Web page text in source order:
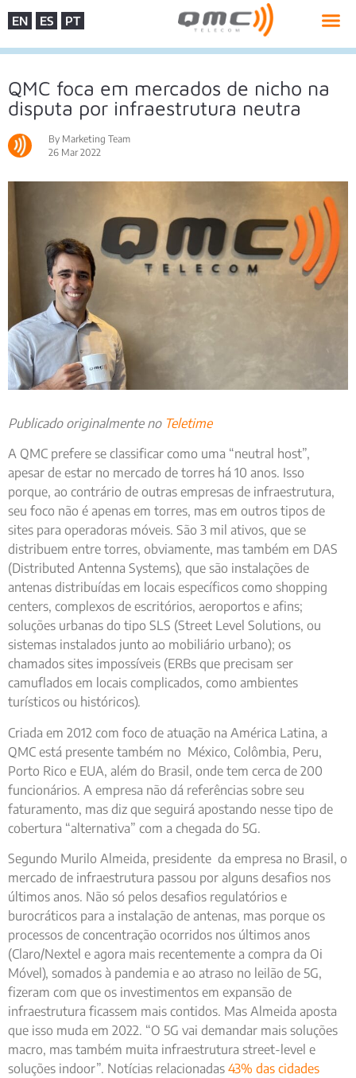
EN ES PT
QMC foca em mercados de nicho na
disputa por infraestrutura neutra
By Marketing Team
26 Mar 2022
Publicado originalmente no Teletime
A QMC prefere se classificar como uma “neutral host”,
apesar de estar no mercado de torres há 10 anos. Isso
porque, ao contrário de outras empresas de infraestrutura,
seu foco não é apenas em torres, mas em outros tipos de
sites para operadoras móveis. São 3 mil ativos, que se
distribuem entre torres, obviamente, mas também em DAS
(Distributed Antenna Systems), que são instalações de
antenas distribuídas em locais específicos como shopping
centers, complexos de escritórios, aeroportos e afins;
soluções urbanas do tipo SLS (Street Level Solutions, ou
sistemas instalados junto ao mobiliário urbano); os
chamados sites impossíveis (ERBs que precisam ser
camuflados em locais complicados, como ambientes
turísticos ou históricos).
Criada em 2012 com foco de atuação na América Latina, a
QMC está presente também no México, Colômbia, Peru,
Porto Rico e EUA, além do Brasil, onde tem cerca de 200
funcionários. A empresa não dá referências sobre seu
faturamento, mas diz que seguirá apostando nesse tipo de
cobertura “alternativa” com a chegada do 5G.
Segundo Murilo Almeida, presidente da empresa no Brasil, o
mercado de infraestrutura passou por alguns desafios nos
últimos anos. Não só pelos desafios regulatórios e
burocráticos para a instalação de antenas, mas porque os
processos de concentração ocorridos nos últimos anos
(Claro/Nextel e agora mais recentemente a compra da Oi
Móvel), somados à pandemia e ao atraso no leilão de 5G,
fizeram com que os investimentos em expansão de
infraestrutura ficassem mais contidos. Mas Almeida aposta
que isso muda em 2022. “O 5G vai demandar mais soluções
macro, mas também muita infraestrutura street-level e
soluções indoor”. Notícias relacionadas 43% das cidades